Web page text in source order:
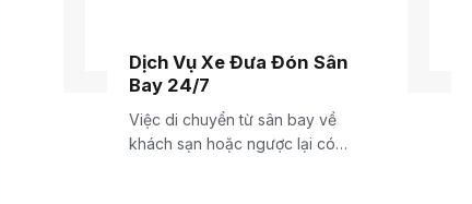
Dịch Vụ Xe Đưa Đón Sân
Bay 24/7
Việc di chuyển từ sân bay về
khách sạn hoặc ngược lại có